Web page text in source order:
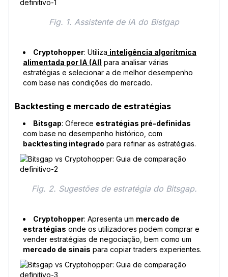
Fig. 1. Assistente de IA do Bistgap
Cryptohopper: Utiliza inteligência algorítmica
alimentada por IA (AI) para analisar várias
estratégias e selecionar a de melhor desempenho
com base nas condições do mercado.
Backtesting e mercado de estratégias
Bitsgap: Oferece estratégias pré-definidas
com base no desempenho histórico, com
backtesting integrado para refinar as estratégias.
Fig. 2. Sugestões de estratégia do Bitsgap.
Cryptohopper: Apresenta um mercado de
estratégias onde os utilizadores podem comprar e
vender estratégias de negociação, bem como um
mercado de sinais para copiar traders experientes.